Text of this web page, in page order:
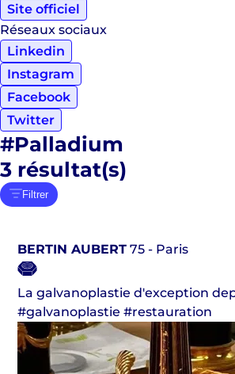
Site officiel
Réseaux sociaux
Linkedin
Instagram
Facebook
Twitter
#Palladium
3 résultat(s)
Filtrer
BERTIN AUBERT 75 - Paris
La galvanoplastie d'exception
#galvanoplastie #restauration